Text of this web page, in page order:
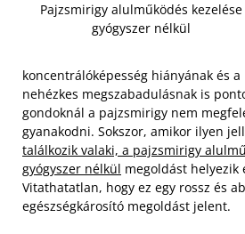
Pajzsmirigy alulműködés kezelése
gyógyszer nélkül
koncentrálóképesség hiányának és
nehézkes megszabadulásnak is
gondoknál a pajzsmirigy nem
gyanakodni. Sokszor, amikor ilyen
találkozik valaki, a pajzsmirigy
gyógyszer nélkül megoldást helyezik
Vitathatatlan, hogy ez egy rossz és
egészségkárosító megoldást jelent.